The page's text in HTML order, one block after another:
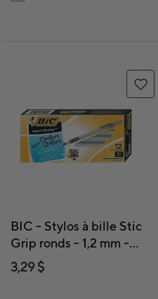
BIC - Stylos à bille Stic
Grip ronds - 1,2 mm -
noir - paquet de 12
3,29 $